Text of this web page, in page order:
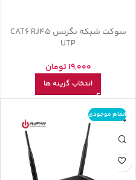
سوکت شبکه نگزنس CAT6 RJ45
UTP
19,000تومان
انتخاب گزینه ها
اتمام موجودی